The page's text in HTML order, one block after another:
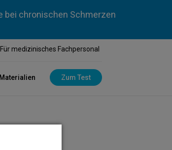
bei chronischen Schmerzen
Für medizinisches Fachpersonal
Materialien Zum Test